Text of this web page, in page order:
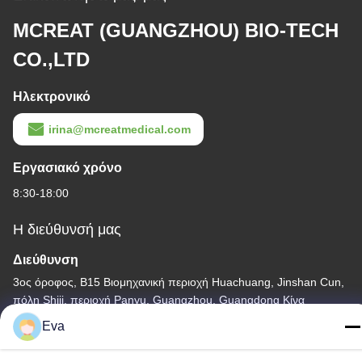
MCREAT (GUANGZHOU) BIO-TECH
CO.,LTD
Ηλεκτρονικό
irina@mcreatmedical.com
Εργασιακό χρόνο
8:30-18:00
Η διεύθυνσή μας
Διεύθυνση
3ος όροφος, Β15 Βιομηχανική περιοχή Huachuang, Jinshan Cun,
πόλη Shiji, περιοχή Panyu, Guangzhou, Guangdong Κίνα
Τηλεφώνημα
86-020-3156-0583
Eva